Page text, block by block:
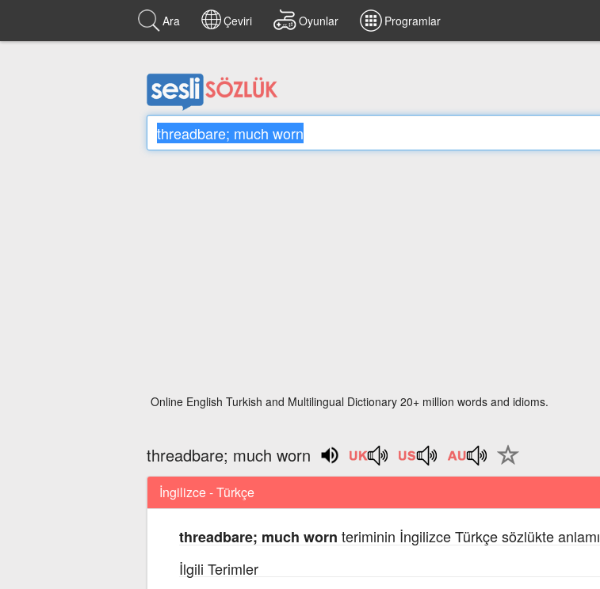
Ara Çeviri Oyunlar Programlar
Online English Turkish and Multilingual Dictionary 20+ million words and idioms.
threadbare; much worn
İngilizce - Türkçe
threadbare; much worn teriminin İngilizce Türkçe sözlükte anlamı
İlgili Terimler